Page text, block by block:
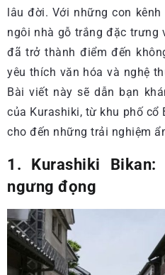
lâu đời. Với những con
ngôi nhà gỗ trắng đặc trưng
đã trở thành điểm đến
yêu thích văn hóa và nghệ
Bài viết này sẽ dẫn bạn
của Kurashiki, từ khu phố cổ
cho đến những trải nghiệm
1. Kurashiki
ngưng đọng